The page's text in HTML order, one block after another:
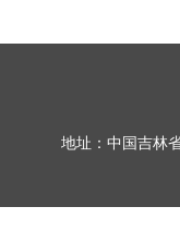
地址：中国吉林